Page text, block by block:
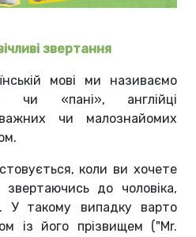
звертання
мові ми називаємо
чи «пані», англійці
чи малознайомих
коли ви хочете
до чоловіка,
У такому випадку варто
із його прізвищем ("Mr.